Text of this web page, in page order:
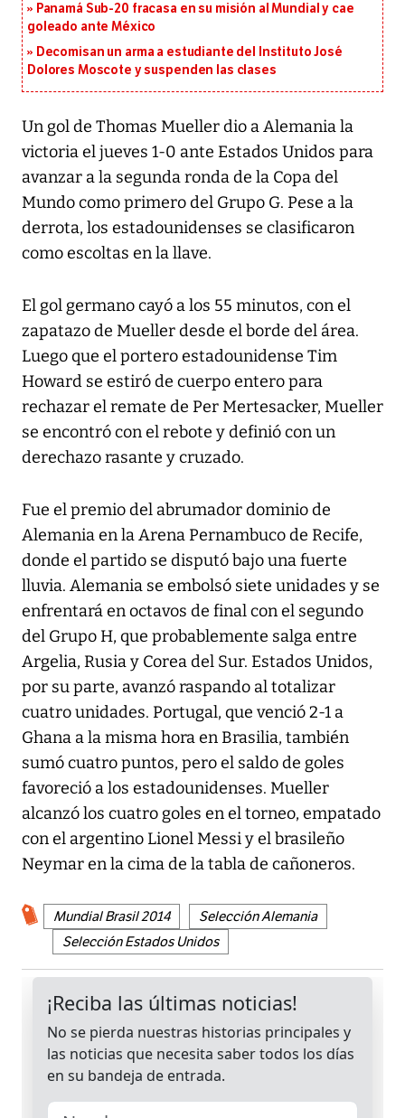
Panamá Sub-20 fracasa en su misión al Mundial y cae
goleado ante México
Decomisan un arma a estudiante del Instituto José
Dolores Moscote y suspenden las clases
Un gol de Thomas Mueller dio a Alemania la
victoria el jueves 1-0 ante Estados Unidos para
avanzar a la segunda ronda de la Copa del
Mundo como primero del Grupo G. Pese a la
derrota, los estadounidenses se clasificaron
como escoltas en la llave.
El gol germano cayó a los 55 minutos, con el
zapatazo de Mueller desde el borde del área.
Luego que el portero estadounidense Tim
Howard se estiró de cuerpo entero para
rechazar el remate de Per Mertesacker, Mueller
se encontró con el rebote y definió con un
derechazo rasante y cruzado.
Fue el premio del abrumador dominio de
Alemania en la Arena Pernambuco de Recife,
donde el partido se disputó bajo una fuerte
lluvia. Alemania se embolsó siete unidades y se
enfrentará en octavos de final con el segundo
del Grupo H, que probablemente salga entre
Argelia, Rusia y Corea del Sur. Estados Unidos,
por su parte, avanzó raspando al totalizar
cuatro unidades. Portugal, que venció 2-1 a
Ghana a la misma hora en Brasilia, también
sumó cuatro puntos, pero el saldo de goles
favoreció a los estadounidenses. Mueller
alcanzó los cuatro goles en el torneo, empatado
con el argentino Lionel Messi y el brasileño
Neymar en la cima de la tabla de cañoneros.
Mundial Brasil 2014
Selección Alemania
Selección Estados Unidos